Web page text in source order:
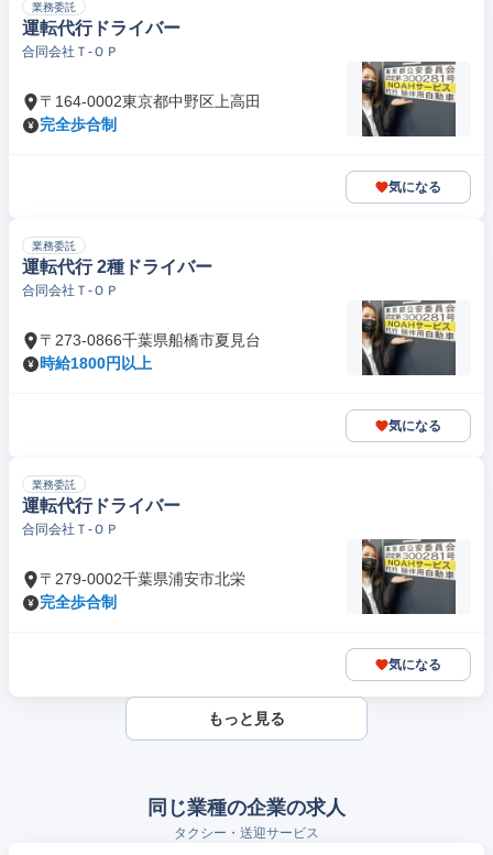
業務委託
運転代行ドライバー
合同会社Ｔ‐ＯＰ
〒164-0002東京都中野区上高田
完全歩合制
気になる
業務委託
運転代行 2種ドライバー
合同会社Ｔ‐ＯＰ
〒273-0866千葉県船橋市夏見台
時給1800円以上
気になる
業務委託
運転代行ドライバー
合同会社Ｔ‐ＯＰ
〒279-0002千葉県浦安市北栄
完全歩合制
気になる
もっと見る
同じ業種の企業の求人
タクシー・送迎サービス